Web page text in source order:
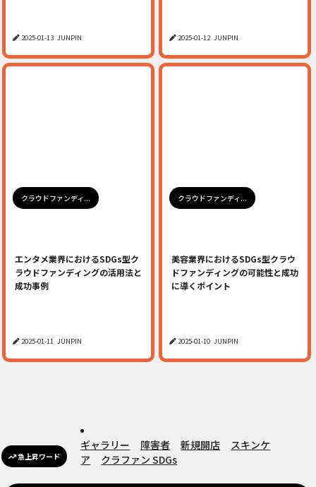
2025-01-13 JUNPIN 2025-01-12 JUNPIN
クラウドファンディ...
エンタメ業界におけるSDGs型ク
ラウドファンディングの活用法と
成功事例
2025-01-11 JUNPIN
クラウドファンディ...
美容業界におけるSDGs型クラウ
ドファンディングの可能性と成功
に導くポイント
2025-01-10 JUNPIN
急上昇ワード
ギャラリー 障害者 新規開店
スキンケ
ア
クラファン SDGs